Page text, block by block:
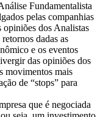
Fundamentalista
pelas companhias
opiniões dos Analistas
dadas as
e os eventos
das opiniões dos
movimentos mais
de “stops” para
que é negociada